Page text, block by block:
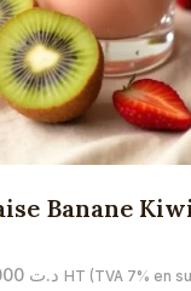
Banane
د.ت 21,000
Plage
HT (TVA 7% en